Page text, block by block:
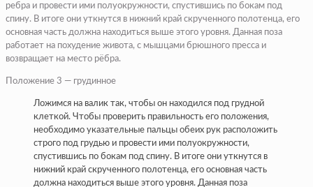
ребра и провести ими полуокружности, спустившись по бокам под
спину. В итоге они уткнутся в нижний край скрученного полотенца, его
основная часть должна находиться выше этого уровня. Данная поза
работает на похудение живота, с мышцами брюшного пресса и
возвращает на место рёбра.
Положение 3 — грудинное
Ложимся на валик так, чтобы он находился под грудной
клеткой. Чтобы проверить правильность его положения,
необходимо указательные пальцы обеих рук расположить
строго под грудью и провести ими полуокружности,
спустившись по бокам под спину. В итоге они уткнутся в
нижний край скрученного полотенца, его основная часть
должна находиться выше этого уровня. Данная поза